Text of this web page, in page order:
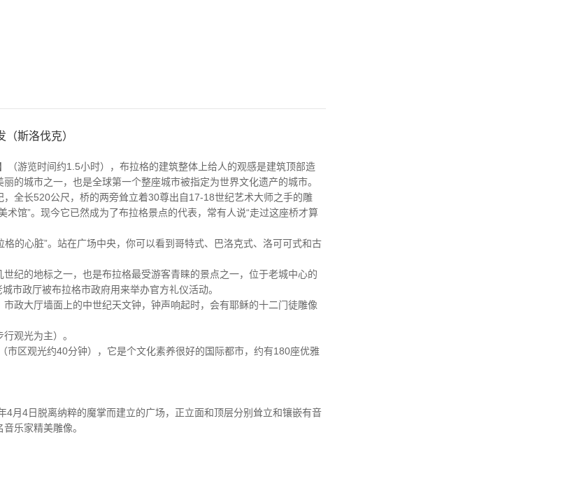
斯洛伐克）
（游览时间约1.5小时），布拉格的建筑整体上给人的观感是建筑顶部造
的城市之一，也是全球第一个整座城市被指定为世界文化遗产的城市。
，全长520公尺，桥的两旁耸立着30尊出自17-18世纪艺术大师之手的雕
术馆”。现今它已然成为了布拉格景点的代表，常有人说“走过这座桥才算
格的心脏”。站在广场中央，你可以看到哥特式、巴洛克式、洛可可式和古
世纪的地标之一，也是布拉格最受游客青睐的景点之一，位于老城中心的
市政厅被布拉格市政府用来举办官方礼仪活动。
市政大厅墙面上的中世纪天文钟，钟声响起时，会有耶稣的十二门徒雕像
观光为主）。
市区观光约40分钟），它是个文化素养很好的国际都市，约有180座优雅
4月4日脱离纳粹的魔掌而建立的广场，正立面和顶层分别耸立和镶嵌有音
乐家精美雕像。